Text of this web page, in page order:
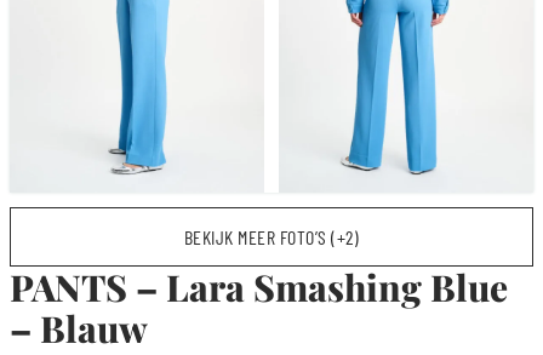
BEKIJK MEER FOTO’S (+2)
PANTS – Lara Smashing Blue
– Blauw